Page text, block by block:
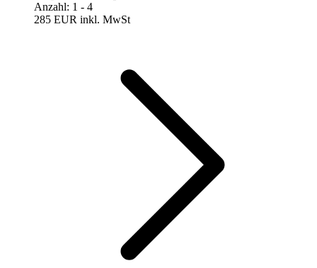
Anzahl: 1 - 4
285 EUR inkl. MwSt